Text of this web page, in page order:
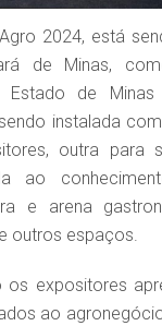
2024, está
de Minas,
Estado de
instalada
outra para
ao
e arena
outros espaços.
os expositores
ao